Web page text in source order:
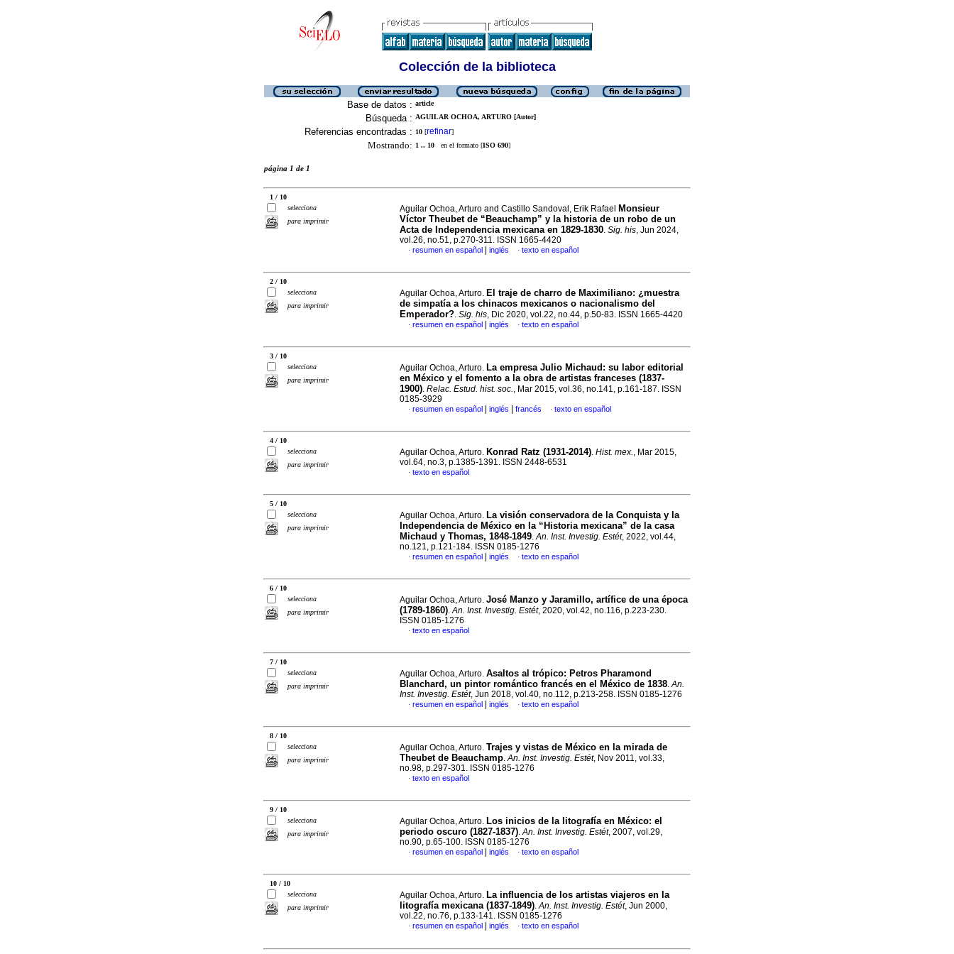
Colección de la biblioteca
Base de datos : article
Búsqueda : AGUILAR OCHOA, ARTURO [Autor]
Referencias encontradas : 10 [refinar]
Mostrando: 1 .. 10 en el formato [ISO 690]
página 1 de 1
1 / 10
selecciona
para imprimir
Aguilar Ochoa, Arturo and Castillo Sandoval, Erik Rafael
Monsieur
Víctor Theubet de “Beauchamp” y la historia de un robo de un
Acta de Independencia mexicana en 1829-1830. Sig. his, Jun 2024,
vol.26, no.51, p.270-311. ISSN 1665-4420
· resumen en español inglés · texto en español
2 / 10
selecciona
para imprimir
Aguilar Ochoa, Arturo. El traje de charro de Maximiliano: ¿muestra
de simpatía a los chinacos mexicanos o nacionalismo del
Emperador?. Sig. his, Dic 2020, vol.22, no.44, p.50-83. ISSN 1665-4420
· resumen en español inglés · texto en español
3 / 10
selecciona
para imprimir
Aguilar Ochoa, Arturo. La empresa Julio Michaud: su labor editorial
en México y el fomento a la obra de artistas franceses (1837-
1900). Relac. Estud. hist. soc., Mar 2015, vol.36, no.141, p.161-187. ISSN
0185-3929
· resumen en español inglés francés · texto en español
4 / 10
selecciona
para imprimir
Aguilar Ochoa, Arturo. Konrad Ratz (1931-2014). Hist. mex., Mar 2015,
vol.64, no.3, p.1385-1391. ISSN 2448-6531
· texto en español
5 / 10
selecciona
para imprimir
Aguilar Ochoa, Arturo. La visión conservadora de la Conquista y la
Independencia de México en la “Historia mexicana” de la casa
Michaud y Thomas, 1848-1849.An. Inst. Investig. Estét, 2022, vol.44,
no.121, p.121-184. ISSN 0185-1276
· resumen en español inglés · texto en español
6 / 10
selecciona
para imprimir
Aguilar Ochoa, Arturo. José Manzo y Jaramillo, artífice de una época
(1789-1860).An. Inst. Investig. Estét, 2020, vol.42, no.116, p.223-230.
ISSN 0185-1276
· texto en español
7 / 10
selecciona
para imprimir
Aguilar Ochoa, Arturo. Asaltos al trópico: Petros Pharamond
Blanchard, un pintor romántico francés en el México de 1838.An.
Inst. Investig. Estét, Jun 2018, vol.40, no.112, p.213-258. ISSN 0185-1276
· resumen en español inglés · texto en español
8 / 10
selecciona
para imprimir
Aguilar Ochoa, Arturo. Trajes y vistas de México en la mirada de
Theubet de Beauchamp.An. Inst. Investig. Estét, Nov 2011, vol.33,
no.98, p.297-301. ISSN 0185-1276
· texto en español
9 / 10
selecciona
para imprimir
Aguilar Ochoa, Arturo. Los inicios de la litografía en México: el
periodo oscuro (1827-1837).An. Inst. Investig. Estét, 2007, vol.29,
no.90, p.65-100. ISSN 0185-1276
· resumen en español inglés · texto en español
10 / 10
selecciona
para imprimir
Aguilar Ochoa, Arturo. La influencia de los artistas viajeros en la
litografía mexicana (1837-1849).An. Inst. Investig. Estét, Jun 2000,
vol.22, no.76, p.133-141. ISSN 0185-1276
· resumen en español inglés · texto en español